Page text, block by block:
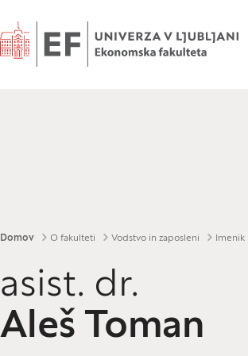
Domov
Drobtinice
Domov O fakulteti Vodstvo in zaposleni Imenik
asist. dr.
Aleš Toman